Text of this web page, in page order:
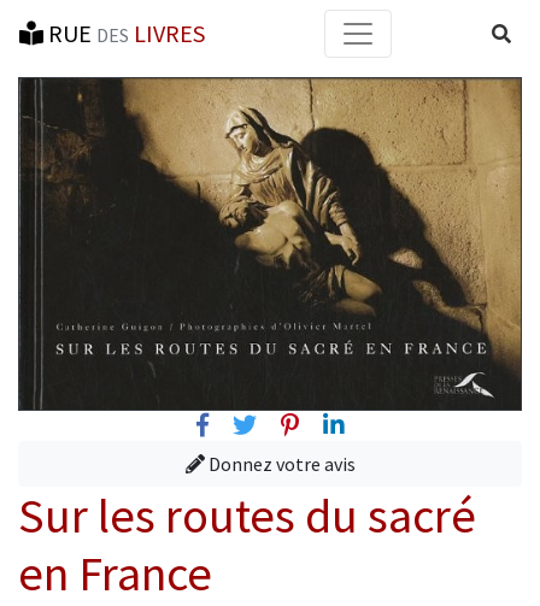
RUE DES LIVRES
FacebookTwitterPinterest
Linkedin
Donnez votre avis
Sur les routes du sacré
en France